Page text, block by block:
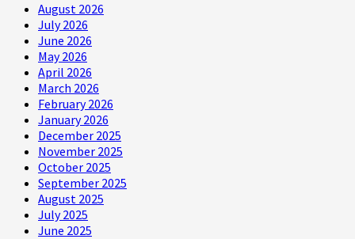
August 2026
July 2026
June 2026
May 2026
April 2026
March 2026
February 2026
January 2026
December 2025
November 2025
October 2025
September 2025
August 2025
July 2025
June 2025